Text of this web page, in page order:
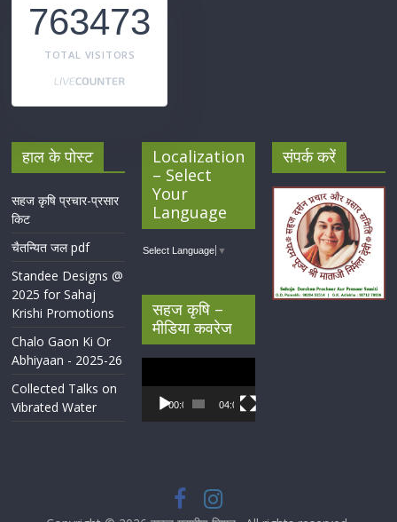
763473
TOTAL VISITORS
हाल के पोस्ट
सहज कृषि प्रचार-प्रसार
किट
चैतन्यित जल pdf
Standee Designs @
2025 for Sahaj
Krishi Promotions
Chalo Gaon Ki Or
Abhiyaan - 2025-26
Collected Talks on
Vibrated Water
Localization
– Select
Your
Language
Select Language ▼
सहज कृषि –
मीडिया कवरेज
Player
00:00 04:07
संपर्क करें